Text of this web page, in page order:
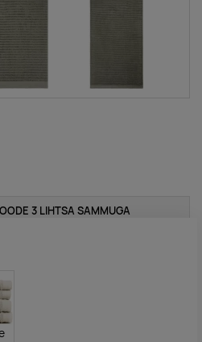
3 LIHTSA SAMMUGA